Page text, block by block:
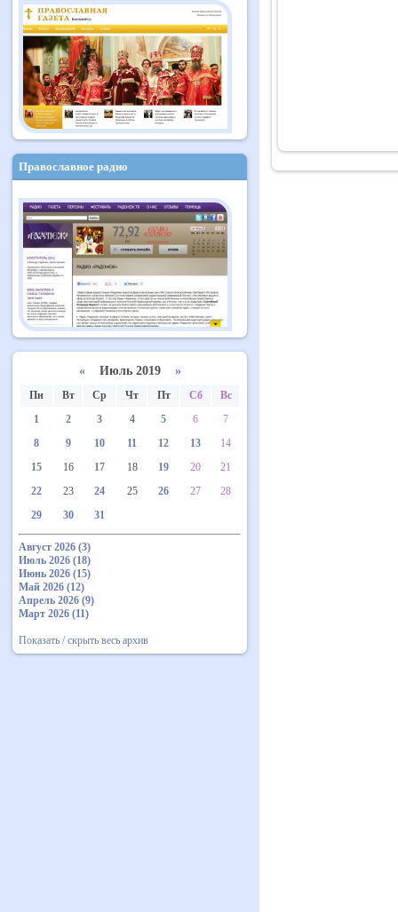
Православное радио
«Июль 2019 »
Пн Вт Ср Чт Пт Сб
Вс
1
2 3 4 5 6
7
8
9 10 11 12 13
14
15
16 17 18 19 20
21
22
23 24 25 26 27
28
29
30 31
Август 2026 (3)
Июль 2026 (18)
Июнь 2026 (15)
Май 2026 (12)
Апрель 2026 (9)
Март 2026 (11)
Показать / скрыть весь архив